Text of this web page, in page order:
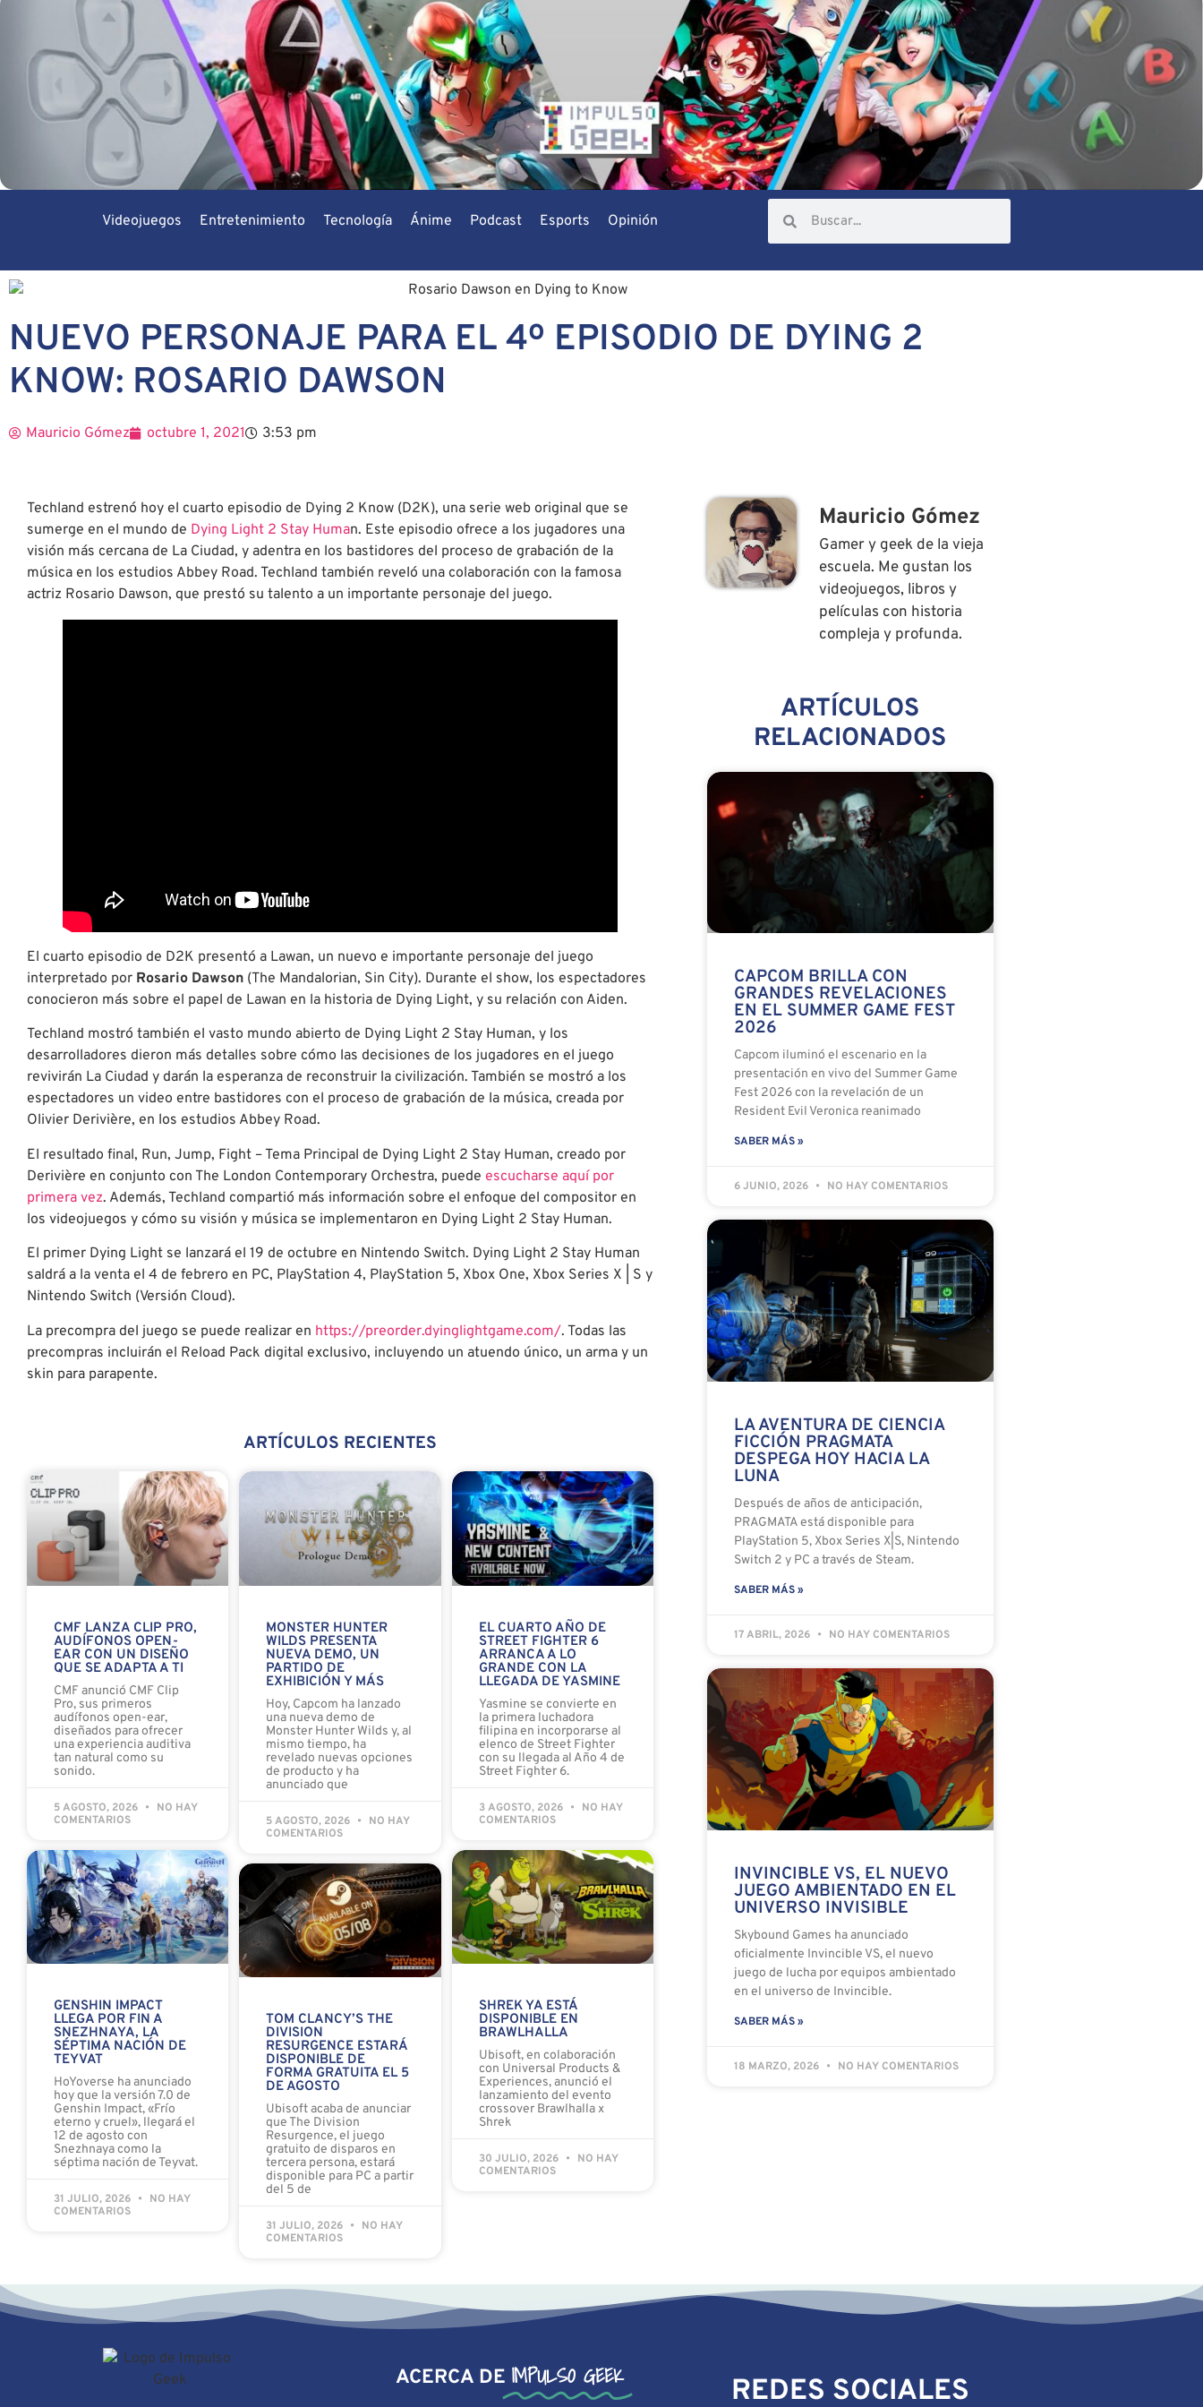
Videojuegos Entretenimiento Tecnología Ánime Podcast Esports Opinión
NUEVO PERSONAJE PARA EL 4º EPISODIO DE DYING 2
KNOW: ROSARIO DAWSON
Mauricio Gómez octubre 1, 2021 3:53 pm
Techland estrenó hoy el cuarto episodio de Dying 2 Know (D2K), una serie web original que se
sumerge en el mundo de Dying Light 2 Stay Human. Este episodio ofrece a los jugadores una
visión más cercana de La Ciudad, y adentra en los bastidores del proceso de grabación de la
música en los estudios Abbey Road. Techland también reveló una colaboración con la famosa
actriz Rosario Dawson, que prestó su talento a un importante personaje del juego.
El cuarto episodio de D2K presentó a Lawan, un nuevo e importante personaje del juego
interpretado por Rosario Dawson (The Mandalorian, Sin City). Durante el show, los espectadores
conocieron más sobre el papel de Lawan en la historia de Dying Light, y su relación con Aiden.
Techland mostró también el vasto mundo abierto de Dying Light 2 Stay Human, y los
desarrolladores dieron más detalles sobre cómo las decisiones de los jugadores en el juego
revivirán La Ciudad y darán la esperanza de reconstruir la civilización. También se mostró a los
espectadores un video entre bastidores con el proceso de grabación de la música, creada por
Olivier Derivière, en los estudios Abbey Road.
El resultado final, Run, Jump, Fight – Tema Principal de Dying Light 2 Stay Human, creado por
Derivière en conjunto con The London Contemporary Orchestra, puede escucharse aquí por
primera vez. Además, Techland compartió más información sobre el enfoque del compositor en
los videojuegos y cómo su visión y música se implementaron en Dying Light 2 Stay Human.
El primer Dying Light se lanzará el 19 de octubre en Nintendo Switch. Dying Light 2 Stay Human
saldrá a la venta el 4 de febrero en PC, PlayStation 4, PlayStation 5, Xbox One, Xbox Series X | S y
Nintendo Switch (Versión Cloud).
La precompra del juego se puede realizar en https://preorder.dyinglightgame.com/. Todas las
precompras incluirán el Reload Pack digital exclusivo, incluyendo un atuendo único, un arma y un
skin para parapente.
ARTÍCULOS RECIENTES
CMF LANZA CLIP PRO,
AUDÍFONOS OPEN-
EAR CON UN DISEÑO
QUE SE ADAPTA A TI
CMF anunció CMF Clip
Pro, sus primeros
audífonos open-ear,
diseñados para ofrecer
una experiencia auditiva
tan natural como su
sonido.
5 AGOSTO, 2026
NO HAY
COMENTARIOS
MONSTER HUNTER
WILDS PRESENTA
NUEVA DEMO, UN
PARTIDO DE
EXHIBICIÓN Y MÁS
Hoy, Capcom ha lanzado
una nueva demo de
Monster Hunter Wilds y, al
mismo tiempo, ha
revelado nuevas opciones
de producto y ha
anunciado que
5 AGOSTO, 2026
NO HAY
COMENTARIOS
EL CUARTO AÑO DE
STREET FIGHTER 6
ARRANCA A LO
GRANDE CON LA
LLEGADA DE YASMINE
Yasmine se convierte en
la primera luchadora
filipina en incorporarse al
elenco de Street Fighter
con su llegada al Año 4 de
Street Fighter 6.
3 AGOSTO, 2026
NO HAY
COMENTARIOS
GENSHIN IMPACT
LLEGA POR FIN A
SNEZHNAYA, LA
SÉPTIMA NACIÓN DE
TEYVAT
HoYoverse ha anunciado
hoy que la versión 7.0 de
Genshin Impact, «Frío
eterno y cruel», llegará el
12 de agosto con
Snezhnaya como la
séptima nación de Teyvat.
31 JULIO, 2026
NO HAY
COMENTARIOS
TOM CLANCY’S THE
DIVISION
RESURGENCE ESTARÁ
DISPONIBLE DE
FORMA GRATUITA EL 5
DE AGOSTO
Ubisoft acaba de anunciar
que The Division
Resurgence, el juego
gratuito de disparos en
tercera persona, estará
disponible para PC a partir
del 5 de
31 JULIO, 2026
NO HAY
COMENTARIOS
SHREK YA ESTÁ
DISPONIBLE EN
BRAWLHALLA
Ubisoft, en colaboración
con Universal Products &
Experiences, anunció el
lanzamiento del evento
crossover Brawlhalla x
Shrek
30 JULIO, 2026
NO HAY
COMENTARIOS
Mauricio Gómez
Gamer y geek de la vieja
escuela. Me gustan los
videojuegos, libros y
películas con historia
compleja y profunda.
ARTÍCULOS
RELACIONADOS
CAPCOM BRILLA CON
GRANDES REVELACIONES
EN EL SUMMER GAME FEST
2026
Capcom iluminó el escenario en la
presentación en vivo del Summer Game
Fest 2026 con la revelación de un
Resident Evil Veronica reanimado
SABER MÁS »
6 JUNIO, 2026 NO HAY COMENTARIOS
LA AVENTURA DE CIENCIA
FICCIÓN PRAGMATA
DESPEGA HOY HACIA LA
LUNA
Después de años de anticipación,
PRAGMATA está disponible para
PlayStation 5, Xbox Series X|S, Nintendo
Switch 2 y PC a través de Steam.
SABER MÁS »
17 ABRIL, 2026 NO HAY COMENTARIOS
INVINCIBLE VS, EL NUEVO
JUEGO AMBIENTADO EN EL
UNIVERSO INVISIBLE
Skybound Games ha anunciado
oficialmente Invincible VS, el nuevo
juego de lucha por equipos ambientado
en el universo de Invincible.
SABER MÁS »
18 MARZO, 2026 NO HAY COMENTARIOS
ACERCA DE IMPULSO GEEK REDES SOCIALES